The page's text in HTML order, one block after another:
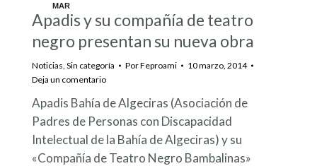
MAR
10
Apadis y su compañía de teatro
negro presentan su nueva obra
Noticias, Sin categoría PorFeproami
10 marzo, 2014
Deja un comentario
Apadis Bahía de Algeciras (Asociación de
Padres de Personas con Discapacidad
Intelectual de la Bahía de Algeciras) y su
«Compañía de Teatro Negro Bambalinas»